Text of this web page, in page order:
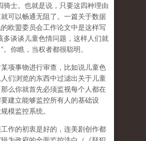
骑士。也就是说，只要这四种理由
可以畅通无阻了。一篇关于数据
欧盟委员会工作论文中是这样写
多谈谈儿童色情问题，这样人们就
。你瞧，当权者都很聪明。
项事物进行审查，比如说儿童色
们浏览的东西中过滤出关于儿童
么你就首先必须监视每个人都在
建立能够监控所有人的基础设
模监控系统。
作的初衷是好的，连美剧创作都